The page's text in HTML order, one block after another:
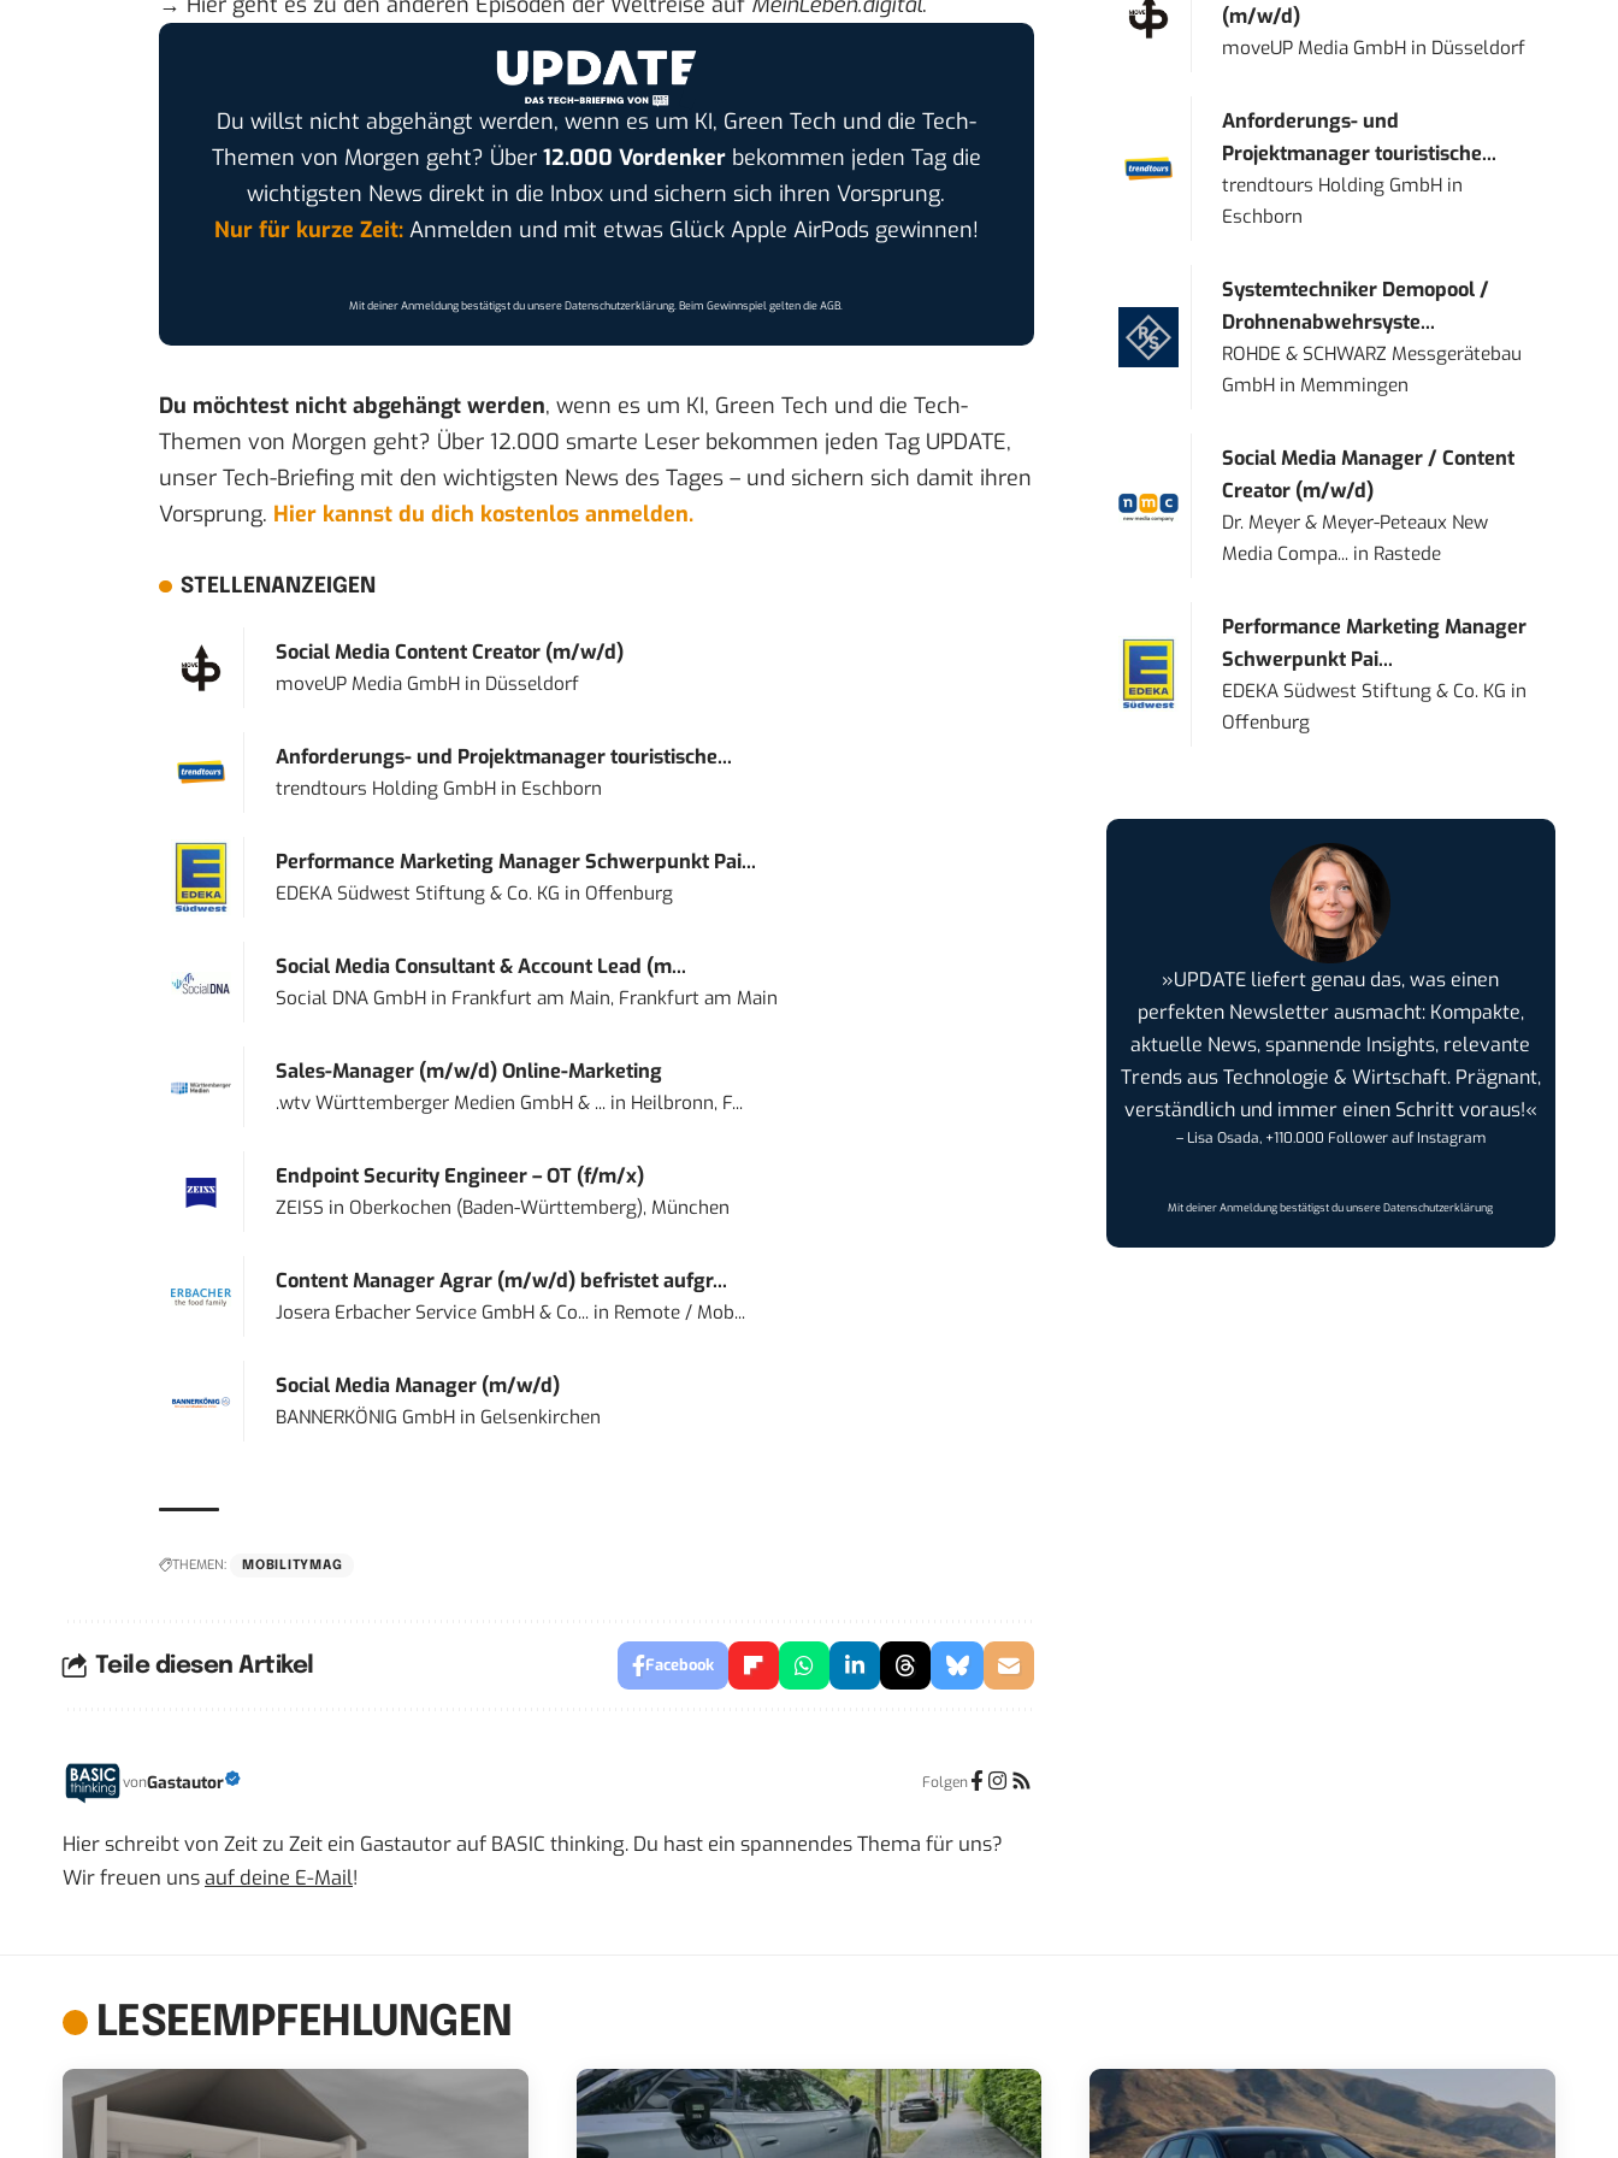
Du willst nicht abgehängt werden, wenn es um KI, Green Tech und die Tech-
Themen von Morgen geht? Über 12.000 Vordenkerbekommen jeden Tag die
wichtigsten News direkt in die Inbox und sichern sich ihren Vorsprung.
Nur für kurze Zeit:Anmelden und mit etwas Glück Apple AirPods gewinnen!
Mit deiner Anmeldung bestätigst du unsereDatenschutzerklärung. Beim Gewinnspiel gelten dieAGB.
Du möchtest nicht abgehängt werden, wenn es um KI, Green Tech und die Tech-
Themen von Morgen geht? Über 12.000 smarte Leser bekommen jeden Tag UPDATE,
unser Tech-Briefing mit den wichtigsten News des Tages – und sichern sich damit ihren
Vorsprung. Hier kannst du dich kostenlos anmelden.
STELLENANZEIGEN
Social Media Content Creator (m/w/d)
moveUP Media GmbHin Düsseldorf
Anforderungs- und Projektmanager touristische...
trendtours Holding GmbHin Eschborn
Performance Marketing Manager Schwerpunkt Pai...
EDEKA Südwest Stiftung & Co. KG in Offenburg
Social Media Consultant & Account Lead (m...
Social DNA GmbHin Frankfurt am Main, Frankfurt am Main
Sales-Manager (m/w/d) Online-Marketing
.wtv Württemberger Medien GmbH & ...in Heilbronn, F...
Endpoint Security Engineer – OT (f/m/x)
ZEISS in Oberkochen (Baden-Württemberg), München
Content Manager Agrar (m/w/d) befristet aufgr...
Josera Erbacher Service GmbH & Co...in Remote / Mob...
Social Media Manager (m/w/d)
BANNERKÖNIG GmbHin Gelsenkirchen
THEMEN: MOBILITYMAG
Teile diesen Artikel Facebook
vonGastautor Folgen
Hier schreibt von Zeit zu Zeit ein Gastautor auf BASIC thinking. Du hast ein spannendes Thema für uns?
Wir freuen unsauf deine E-Mail!
(m/w/d)
moveUP Media GmbH in Düsseldorf
Anforderungs- und
Projektmanager touristische...
trendtours Holding GmbH in
Eschborn
Systemtechniker Demopool /
Drohnenabwehrsyste...
ROHDE & SCHWARZ Messgerätebau
GmbH in Memmingen
Social Media Manager / Content
Creator (m/w/d)
Dr. Meyer & Meyer-Peteaux New
Media Compa... in Rastede
Performance Marketing Manager
Schwerpunkt Pai...
EDEKA Südwest Stiftung & Co. KG in
Offenburg
»UPDATE liefert genau das, was einen
perfekten Newsletter ausmacht: Kompakte,
aktuelle News, spannende Insights, relevante
Trends aus Technologie & Wirtschaft. Prägnant,
verständlich und immer einen Schritt voraus!«
– Lisa Osada, +110.000 Follower auf Instagram
Mit deiner Anmeldung bestätigst du unsereDatenschutzerklärung
LESEEMPFEHLUNGEN